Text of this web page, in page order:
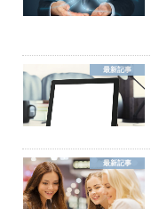
最新記事
最新記事